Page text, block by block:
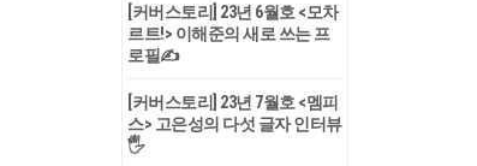
[커버스토리] 23년 6월호 <모차
르트!> 이해준의 새로 쓰는 프
로필✍
[커버스토리] 23년 7월호 <멤피
스> 고은성의 다섯 글자 인터뷰
🖐